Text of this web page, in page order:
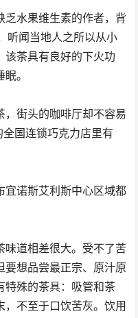
乏水果维生素的作者，背
听闻当地人之所以从小
该茶具有良好的下火功
。
，街头的咖啡厅却不容易
国连锁巧克力店里有
宜诺斯艾利斯中心区域都
味道相差很大。受不了苦
要想品尝最正宗、原汁原
特殊的茶具：吸管和茶
不至于口饮苦灰。饮用